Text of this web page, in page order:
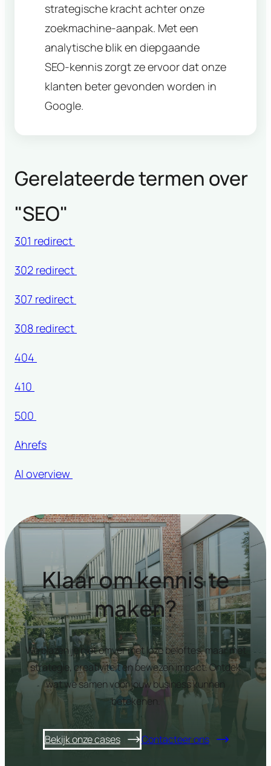
strategische kracht achter onze
zoekmachine-aanpak. Met een
analytische blik en diepgaande
SEO-kennis zorgt ze ervoor dat onze
klanten beter gevonden worden in
Google.
Gerelateerde termen over
"SEO"
301 redirect
302 redirect
307 redirect
308 redirect
404
410
500
Ahrefs
AI overview
Klaar om kennis te
maken?
We blazen je niet omver met loze beloftes, maar met
strategie, creativiteit en bewezen impact. Ontdek
wat we samen voor jouw business kunnen
betekenen.
Bekijk onze cases Contacteer ons